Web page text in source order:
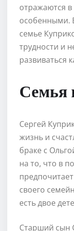
отражаются
особенными.
семье
трудности и
развиваться
Семья
Сергей
жизнь и
браке с
на то, что в
своего
есть двое
Старший сын